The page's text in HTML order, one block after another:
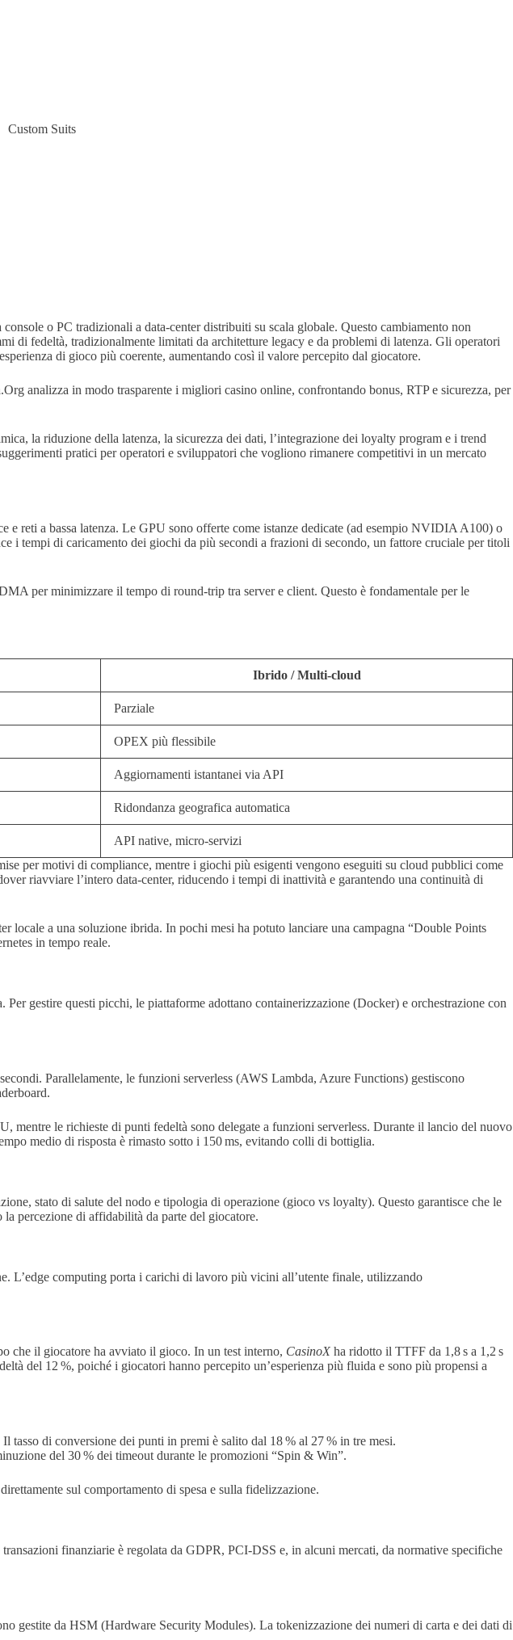
Custom Suits
o PC tradizionali a data‑center distribuiti su scala globale. Questo cambiamento non
di fedeltà, tradizionalmente limitati da architetture legacy e da problemi di latenza. Gli operatori
di gioco più coerente, aumentando così il valore percepito dal giocatore.
analizza in modo trasparente i migliori casino online, confrontando bonus, RTP e sicurezza, per
la riduzione della latenza, la sicurezza dei dati, l’integrazione dei loyalty program e i trend
pratici per operatori e sviluppatori che vogliono rimanere competitivi in un mercato
e reti a bassa latenza. Le GPU sono offerte come istanze dedicate (ad esempio NVIDIA A100) o
i tempi di caricamento dei giochi da più secondi a frazioni di secondo, un fattore cruciale per titoli
per minimizzare il tempo di round‑trip tra server e client. Questo è fondamentale per le
Ibrido / Multi‑cloud
Parziale
OPEX più flessibile
Aggiornamenti istantanei via API
Ridondanza geografica automatica
API native, micro‑servizi
per motivi di compliance, mentre i giochi più esigenti vengono eseguiti su cloud pubblici come
riavviare l’intero data‑center, riducendo i tempi di inattività e garantendo una continuità di
locale a una soluzione ibrida. In pochi mesi ha potuto lanciare una campagna “Double Points
in tempo reale.
gestire questi picchi, le piattaforme adottano containerizzazione (Docker) e orchestrazione con
Parallelamente, le funzioni serverless (AWS Lambda, Azure Functions) gestiscono
mentre le richieste di punti fedeltà sono delegate a funzioni serverless. Durante il lancio del nuovo
medio di risposta è rimasto sotto i 150 ms, evitando colli di bottiglia.
stato di salute del nodo e tipologia di operazione (gioco vs loyalty). Questo garantisce che le
percezione di affidabilità da parte del giocatore.
L’edge computing porta i carichi di lavoro più vicini all’utente finale, utilizzando
che il giocatore ha avviato il gioco. In un test interno, CasinoX ha ridotto il TTFF da 1,8 s a 1,2 s
del 12 %, poiché i giocatori hanno percepito un’esperienza più fluida e sono più propensi a
tasso di conversione dei punti in premi è salito dal 18 % al 27 % in tre mesi.
del 30 % dei timeout durante le promozioni “Spin & Win”.
sul comportamento di spesa e sulla fidelizzazione.
finanziarie è regolata da GDPR, PCI‑DSS e, in alcuni mercati, da normative specifiche
gestite da HSM (Hardware Security Modules). La tokenizzazione dei numeri di carta e dei dati di